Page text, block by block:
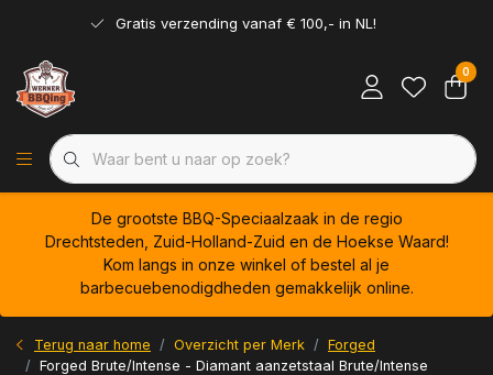
Gratis verzending vanaf € 100,- in NL!
0
De grootste BBQ-Speciaalzaak in de regio
Drechtsteden, Zuid-Holland-Zuid en de Hoekse Waard!
Kom langs in onze winkel of bestel al je
barbecuebenodigdheden gemakkelijk online.
Terug naar home Overzicht per Merk
Forged
Forged Brute/Intense - Diamant aanzetstaal Brute/Intense